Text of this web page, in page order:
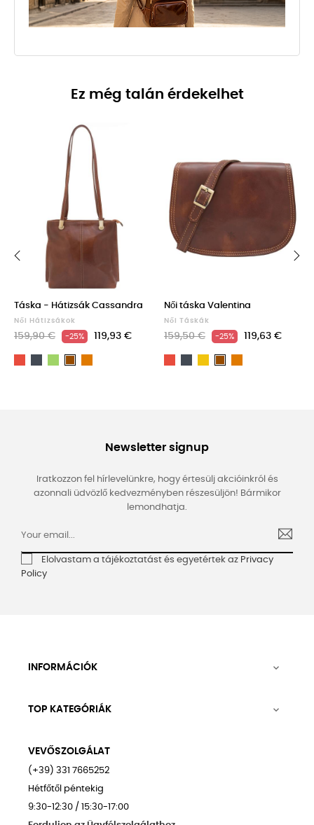
Ez még talán érdekelhet
Táska - Hátizsák Cassandra
Női Hátizsákok
159,90 € -25% 119,93 €
Női táska Valentina
Női Táskák
159,50 € -25% 119,63 €
Newsletter signup
Iratkozzon fel hírlevelünkre, hogy értesülj akcióinkról és
azonnali üdvözlő kedvezményben részesüljön! Bármikor
lemondhatja.
Elolvastam a tájékoztatást és egyetértek az Privacy
Policy
INFORMÁCIÓK 
TOP KATEGÓRIÁK 
VEVŐSZOLGÁLAT
(+39) 331 7665252
Hétfőtől péntekig
9:30-12:30 / 15:30-17:00